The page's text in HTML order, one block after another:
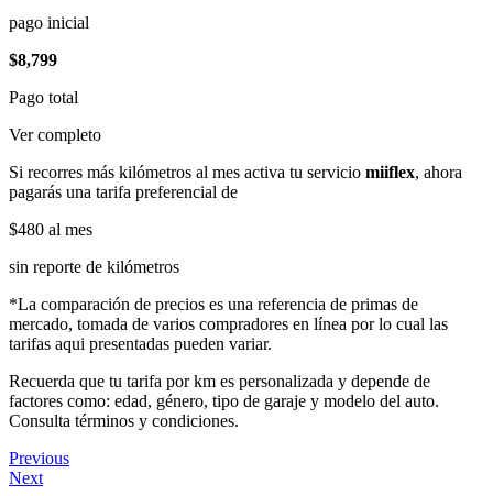
pago inicial
$8,799
Pago total
Ver completo
Si recorres más kilómetros al mes activa tu servicio miiflex, ahora
pagarás una tarifa preferencial de
$480 al mes
sin reporte de kilómetros
*La comparación de precios es una referencia de primas de
mercado, tomada de varios compradores en línea por lo cual las
tarifas aqui presentadas pueden variar.
Recuerda que tu tarifa por km es personalizada y depende de
factores como: edad, género, tipo de garaje y modelo del auto.
Consulta términos y condiciones.
Previous
Next